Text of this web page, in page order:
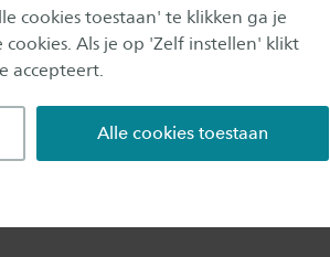
cookies toestaan' te klikken ga je
Als je op 'Zelf instellen' klikt
accepteert.
Alle cookies toestaan
r.m.h.evering@saxion.nl LinkedIn